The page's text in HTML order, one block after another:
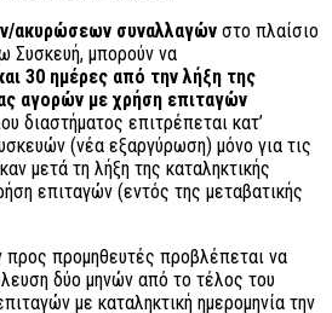
ακυρώσεων συναλλαγών στο πλαίσιο
Συσκευή, μπορούν να
30 ημέρες από την λήξη της
αγορών με χρήση επιταγών
διαστήματος επιτρέπεται κατ’
(νέα εξαργύρωση) μόνο για τις
μετά τη λήξη της καταληκτικής
επιταγών (εντός της μεταβατικής
προμηθευτές προβλέπεται να
δύο μηνών από το τέλος του
με καταληκτική ημερομηνία την